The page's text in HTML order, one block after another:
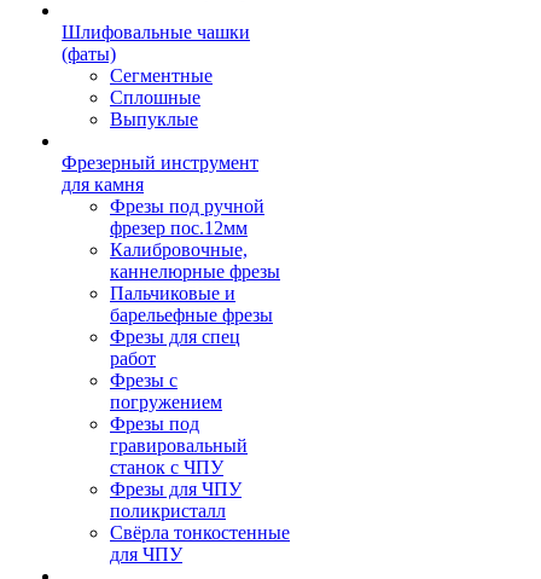
Шлифовальные чашки
(фаты)
Сегментные
Сплошные
Выпуклые
Фрезерный инструмент
для камня
Фрезы под ручной
фрезер пос.12мм
Калибровочные,
каннелюрные фрезы
Пальчиковые и
барельефные фрезы
Фрезы для спец
работ
Фрезы с
погружением
Фрезы под
гравировальный
станок с ЧПУ
Фрезы для ЧПУ
поликристалл
Свёрла тонкостенные
для ЧПУ